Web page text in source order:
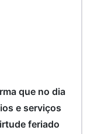
que no dia
e serviços
feriado